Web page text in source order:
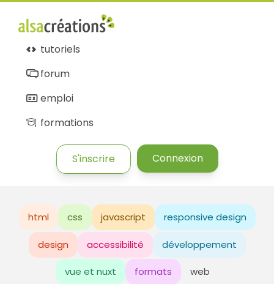
tutoriels
forum
emploi
formations
S'inscrire Connexion
html css javascript responsive design
design accessibilité développement
vue et nuxt formats web